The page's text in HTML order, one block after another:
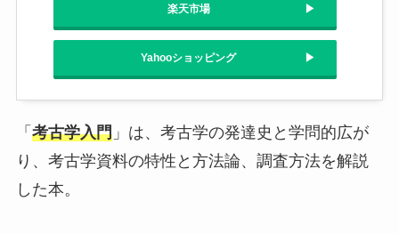
楽天市場
Yahooショッピング
「 考古学入門」は、考古学の発達史と学問的広が
り、考古学資料の特性と方法論、調査方法を解説
した本。